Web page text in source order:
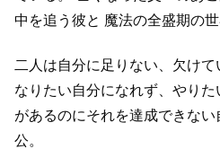
中を追う彼と 魔法の全盛期の
二人は自分に足りない、欠けて
なりたい自分になれず、やりた
があるのにそれを達成できな
公。